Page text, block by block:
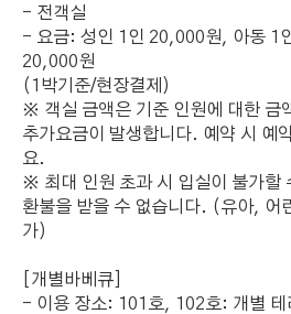
- 전객실
- 요금: 성인 1인 20,000원, 아동 1
20,000원
(1박기준/현장결제)
※ 객실 금액은 기준 인원에 대한 금
추가요금이 발생합니다. 예약 시 예
요.
※ 최대 인원 초과 시 입실이 불가할
환불을 받을 수 없습니다. (유아, 어
가)
[개별바베큐]
- 이용 장소: 101호, 102호: 개별 테